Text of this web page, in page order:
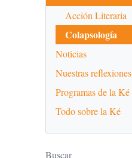
Acción Literaria
Colapsología
Noticias
Nuestras reflexiones
Programas de la Ké
Todo sobre la Ké
Buscar